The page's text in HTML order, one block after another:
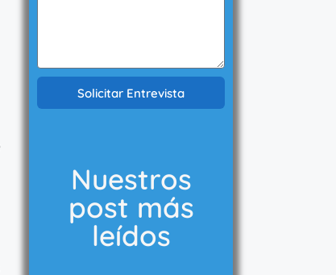
Solicitar Entrevista
Nuestros
post más
leídos